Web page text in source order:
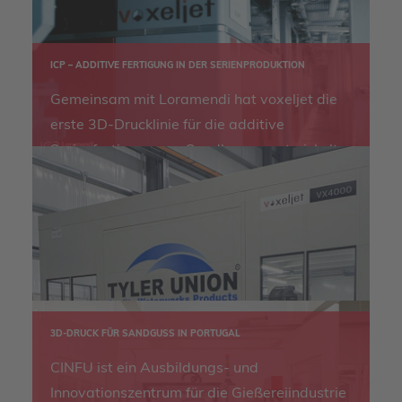
ICP – ADDITIVE FERTIGUNG IN DER SERIENPRODUKTION
Gemeinsam mit Loramendi hat voxeljet die
erste 3D-Drucklinie für die additive
Serienfertigung von Sandkernen entwickelt.
3D-DRUCK FÜR SANDGUSS IN PORTUGAL
CINFU ist ein Ausbildungs- und
Innovationszentrum für die Gießereiindustrie